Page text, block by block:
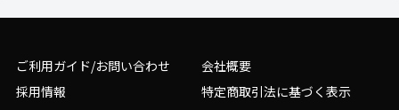
ご利用ガイド/お問い合わせ
会社概要
採用情報
特定商取引法に基づく表示